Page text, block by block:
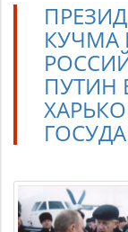
КУЧМА
ПУТИН